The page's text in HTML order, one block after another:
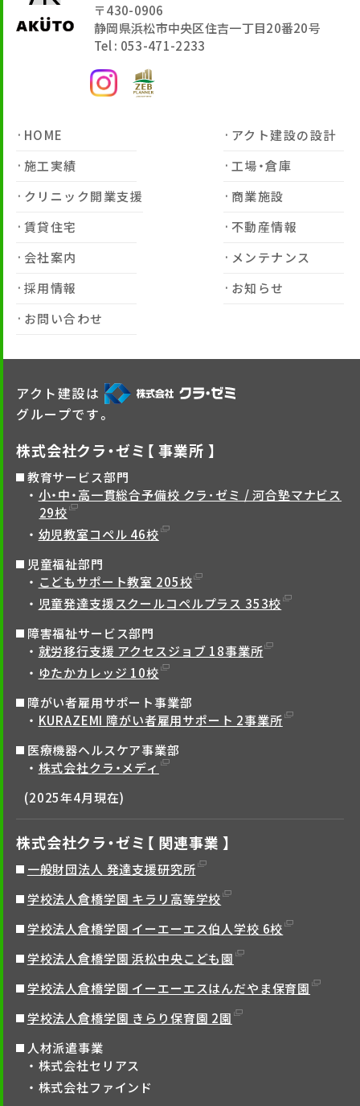
〒430-0906
静岡県浜松市中央区住吉一丁目20番20号
Tel : 053-471-2233
HOME
アクト建設の設計
施工実績
工場・倉庫
クリニック開業支援
商業施設
賃貸住宅
不動産情報
会社案内
メンテナンス
採用情報
お知らせ
お問い合わせ
アクト建設は
グループです。
株式会社クラ・ゼミ【 事業所 】
教育サービス部門
小・中・高一貫総合予備校 クラ･ゼミ / 河合塾マナビス
29校
幼児教室コペル 46校
児童福祉部門
こどもサポート教室 205校
児童発達支援スクールコペルプラス 353校
障害福祉サービス部門
就労移行支援 アクセスジョブ 18事業所
ゆたかカレッジ 10校
障がい者雇用サポート事業部
KURAZEMI 障がい者雇用サポート 2事業所
医療機器ヘルスケア事業部
株式会社クラ・メディ
(2025年4月現在)
株式会社クラ・ゼミ【 関連事業 】
一般財団法人 発達支援研究所
学校法人倉橋学園 キラリ高等学校
学校法人倉橋学園 イーエーエス伯人学校 6校
学校法人倉橋学園 浜松中央こども園
学校法人倉橋学園 イーエーエスはんだやま保育園
学校法人倉橋学園 きらり保育園 2園
人材派遣事業
株式会社セリアス
株式会社ファインド